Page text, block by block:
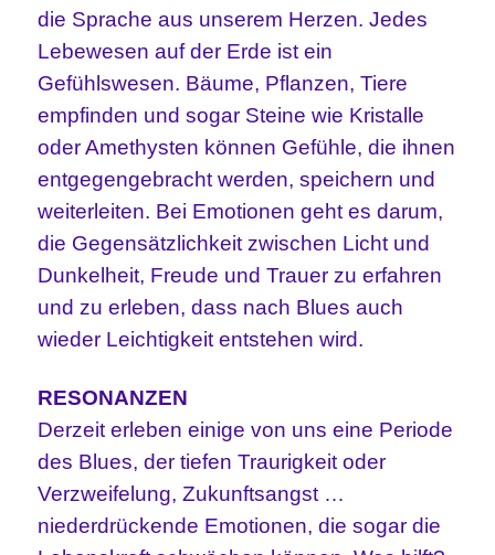
die Sprache aus unserem Herzen. Jedes
Lebewesen auf der Erde ist ein
Gefühlswesen. Bäume, Pflanzen, Tiere
empfinden und sogar Steine wie Kristalle
oder Amethysten können Gefühle, die ihnen
entgegengebracht werden, speichern und
weiterleiten. Bei Emotionen geht es darum,
die Gegensätzlichkeit zwischen Licht und
Dunkelheit, Freude und Trauer zu erfahren
und zu erleben, dass nach Blues auch
wieder Leichtigkeit entstehen wird.
RESONANZEN
Derzeit erleben einige von uns eine Periode
des Blues, der tiefen Traurigkeit oder
Verzweifelung, Zukunftsangst …
niederdrückende Emotionen, die sogar die